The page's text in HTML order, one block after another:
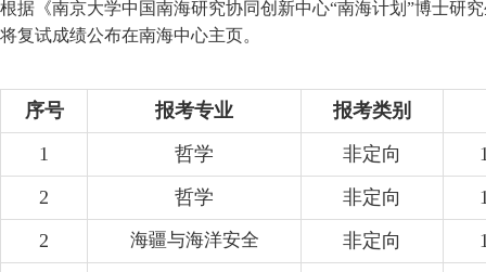
根据《南京大学中国南海研究协同创新中心“南海计划”博士研
将复试成绩公布在南海中心主页。
序号 报考专业
报考类别
1
哲学 非定向
2
哲学 非定向
2
海疆与海洋安全 非定向